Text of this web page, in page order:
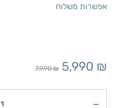
אפשרות משלוח
5,990 ₪
7,990₪